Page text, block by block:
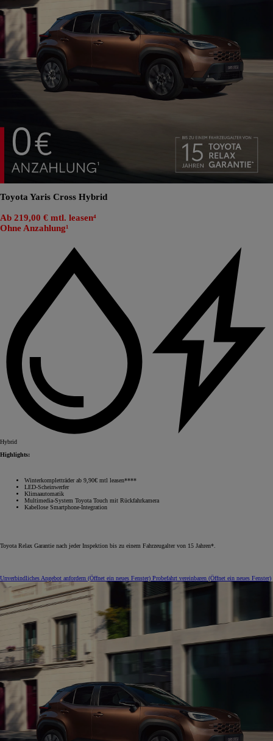
Toyota Yaris Cross Hybrid
Ab 219,00 € mtl. leasen⁴
Ohne Anzahlung¹
Hybrid
Highlights:
Winterkompletträder ab 9,90€ mtl leasen****
LED-Scheinwerfer
Klimaautomatik
Multimedia-System Toyota Touch mit Rückfahrkamera
Kabellose Smartphone-Integration
Toyota Relax Garantie nach jeder Inspektion bis zu einem Fahrzeugalter von 15 Jahren*.
Unverbindliches Angebot anfordern (Öffnet ein neues Fenster) Probefahrt vereinbaren (Öffnet ein neues Fenster)